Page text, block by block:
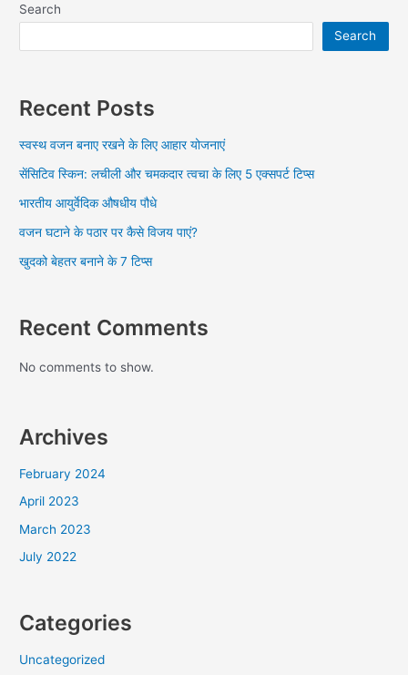
Search
Search
Recent Posts
स्वस्थ वजन बनाए रखने के लिए आहार योजनाएं
सेंसिटिव स्किन: लचीली और चमकदार त्वचा के लिए 5 एक्सपर्ट टिप्स
भारतीय आयुर्वेदिक औषधीय पौधे
वजन घटाने के पठार पर कैसे विजय पाएं?
खुदको बेहतर बनाने के 7 टिप्स
Recent Comments
No comments to show.
Archives
February 2024
April 2023
March 2023
July 2022
Categories
Uncategorized